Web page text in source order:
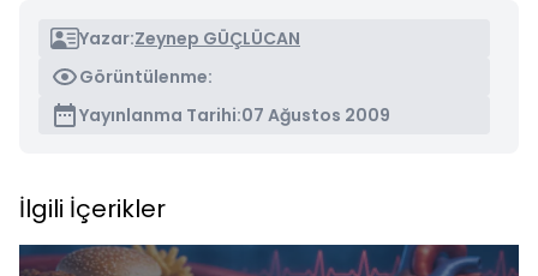
Yazar:Zeynep GÜÇLÜCAN
Görüntülenme:
Yayınlanma Tarihi:07 Ağustos 2009
İlgili İçerikler